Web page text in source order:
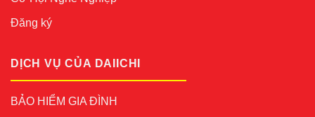
Đăng ký
DỊCH VỤ CỦA DAIICHI
BẢO HIỂM GIA ĐÌNH